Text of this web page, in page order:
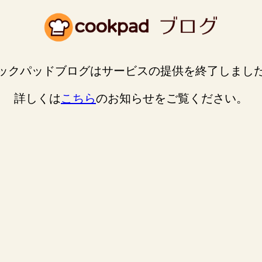
クパッドブログはサービスの提供を終了しまし
詳しくはこちらのお知らせをご覧ください。